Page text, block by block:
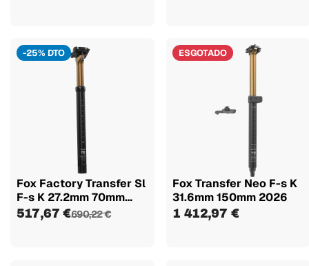
-25% DTO
Fox Factory Transfer Sl
F-s K 27.2mm 70mm
2024
517,67 €690,22 €
ESGOTADO
Fox Transfer Neo F-s K
31.6mm 150mm 2026
1 412,97 €